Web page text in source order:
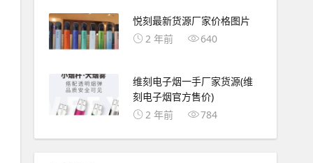
悦刻最新货源厂家价格图片
2 年前
640
维刻电子烟一手厂家货源(维
刻电子烟官方售价)
2 年前
784